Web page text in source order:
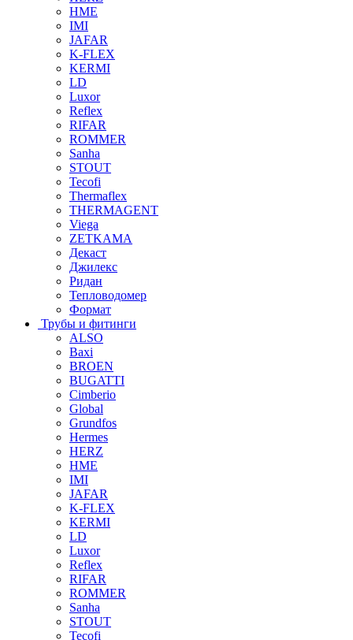
HME
IMI
JAFAR
K-FLEX
KERMI
LD
Luxor
Reflex
RIFAR
ROMMER
Sanha
STOUT
Tecofi
Thermaflex
THERMAGENT
Viega
ZETKAMA
Декаст
Джилекс
Ридан
Тепловодомер
Формат
Трубы и фитинги
ALSO
Baxi
BROEN
BUGATTI
Cimberio
Global
Grundfos
Hermes
HERZ
HME
IMI
JAFAR
K-FLEX
KERMI
LD
Luxor
Reflex
RIFAR
ROMMER
Sanha
STOUT
Tecofi